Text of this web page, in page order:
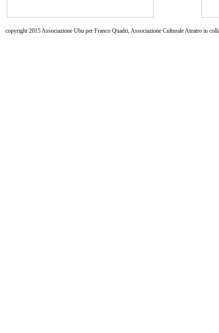
copyright 2015 Associazione Ubu per Franco Quadri, Associazione Culturale Ateatro in